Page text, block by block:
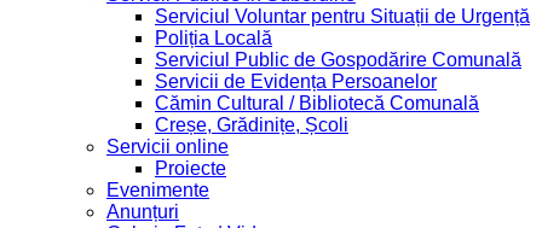
Serviciul Voluntar pentru Situații de Urgență
Poliția Locală
Serviciul Public de Gospodărire Comunală
Servicii de Evidența Persoanelor
Cămin Cultural / Bibliotecă Comunală
Creșe, Grădinițe, Școli
Servicii online
Proiecte
Evenimente
Anunțuri